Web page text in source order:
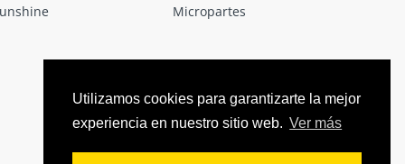
Utilizamos cookies para garantizarte la mejor
experiencia en nuestro sitio web. Ver más
Micropartes